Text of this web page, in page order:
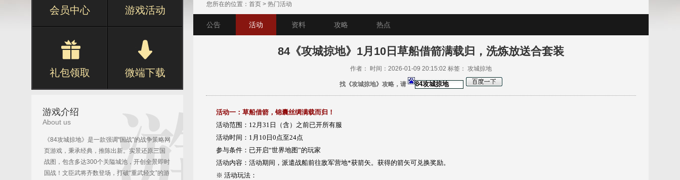
会员中心 游戏活动
礼包领取 微端下载
游戏介绍
About us
《84攻城掠地》是一款强调“国战”的战争策略网
页游戏，秉承经典，推陈出新。实景还原三国
战图，包含多达300个关隘城池，开创全景即时
国战！文臣武将齐数登场，打破“重武轻文”的游
您所在的位置： 首页 > 热门活动
公告 活动 资料 攻略 热点
84《攻城掠地》1月10日草船借箭满载归，洗炼放送合套装
作者： 时间：2026-01-09 20:15:02 标签： 攻城掠地
找《攻城掠地》攻略，请
活动一：草船借箭，锦囊丝绸满载而归！
活动范围：12月31日（含）之前已开所有服
活动时间：1月10日0点至24点
参与条件：已开启“世界地图”的玩家
活动内容：活动期间，派遣战船前往敌军营地*获箭矢。获得的箭矢可兑换奖励。
※ 活动玩法：